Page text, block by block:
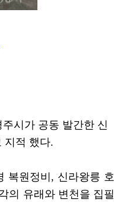
시가 공동 발간한 신
지적 했다.
복원정비, 신라왕릉 호
의 유래와 변천을 집필